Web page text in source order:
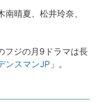
晴夏、松井玲奈、
フジの月9ドラマは長
ンスマンJP 」。